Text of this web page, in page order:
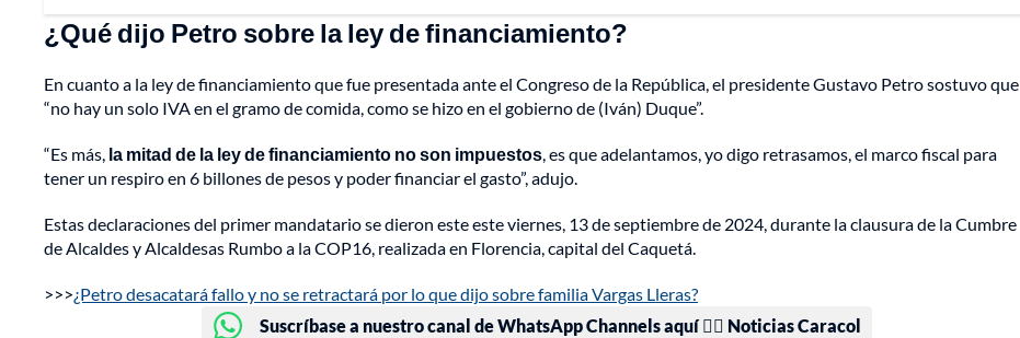
¿Qué dijo Petro sobre la ley de financiamiento?
En cuanto a la ley de financiamiento que fue presentada ante el Congreso de la República, el presidente Gustavo Petro sostuvo que
“no hay un solo IVA en el gramo de comida, como se hizo en el gobierno de (Iván) Duque”.
“Es más, la mitad de la ley de financiamiento no son impuestos, es que adelantamos, yo digo retrasamos, el marco fiscal para
tener un respiro en 6 billones de pesos y poder financiar el gasto”, adujo.
Estas declaraciones del primer mandatario se dieron este este viernes, 13 de septiembre de 2024, durante la clausura de la Cumbre
de Alcaldes y Alcaldesas Rumbo a la COP16, realizada en Florencia, capital del Caquetá.
>>>¿Petro desacatará fallo y no se retractará por lo que dijo sobre familia Vargas Lleras?
Suscríbase a nuestro canal de WhatsApp Channels aquí 👉🏻 Noticias Caracol